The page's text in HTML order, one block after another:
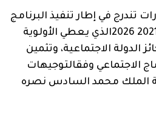
تندرج في إطار تنفيذ البرنامج
الحكومي الجديد للفترة 2021 2026الذي يعطي الأولوية
الدولة الاجتماعية، وتثمين
الاجتماعي وفقالتوجيهات
الملك محمد السادس نصره